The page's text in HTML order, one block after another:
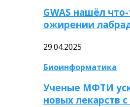
GWAS нашёл
ожирении
29.04.2025
Биоинформатика
Ученые МФТИ
новых лекарств